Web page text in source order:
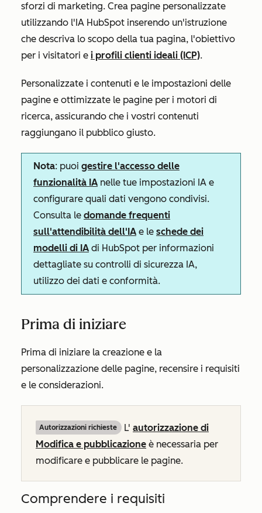
sforzi di marketing. Crea pagine personalizzate
utilizzando l'IA HubSpot inserendo un'istruzione
che descriva lo scopo della tua pagina, l'obiettivo
per i visitatori e i profili clienti ideali (ICP).
Personalizzate i contenuti e le impostazioni delle
pagine e ottimizzate le pagine per i motori di
ricerca, assicurando che i vostri contenuti
raggiungano il pubblico giusto.
Nota: puoi gestire l'accesso delle
funzionalità IA nelle tue impostazioni IA e
configurare quali dati vengono condivisi.
Consulta le domande frequenti
sull'attendibilità dell'IA e le schede dei
modelli di IA di HubSpot per informazioni
dettagliate su controlli di sicurezza IA,
utilizzo dei dati e conformità.
Prima di iniziare
Prima di iniziare la creazione e la
personalizzazione delle pagine, recensire i requisiti
e le considerazioni.
Autorizzazioni richieste L' autorizzazione di
Modifica e pubblicazione è necessaria per
modificare e pubblicare le pagine.
Comprendere i requisiti